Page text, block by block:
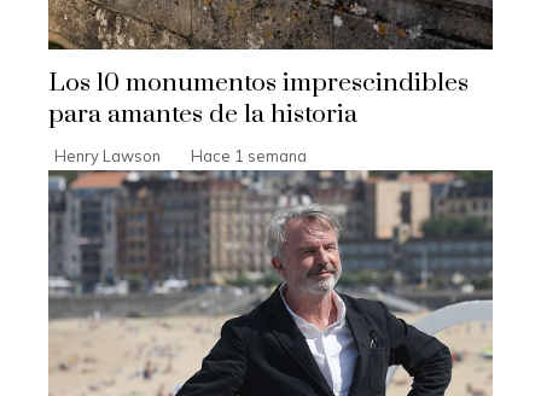
Los 10 monumentos imprescindibles
para amantes de la historia
Henry Lawson Hace 1 semana